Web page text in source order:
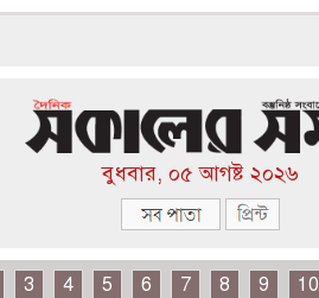
বুধবার, ০৫ আগষ্ট ২০২৬
3 4 5 6 7 8 9 10